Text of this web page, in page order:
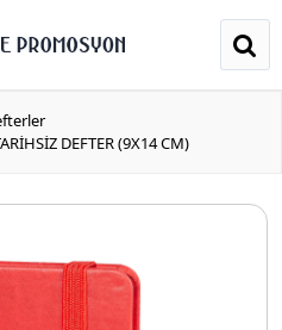
DEFTER (9X14 CM)